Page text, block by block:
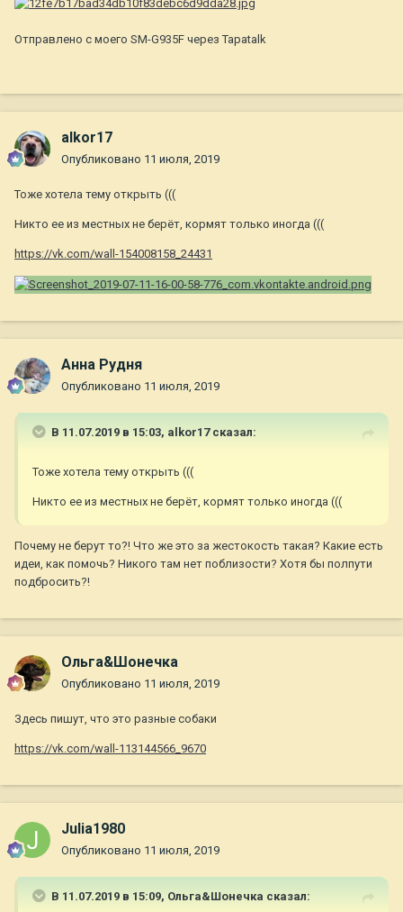
Отправлено с моего SM-G935F через Tapatalk
alkor17
Опубликовано 11 июля, 2019
Тоже хотела тему открыть (((
Никто ее из местных не берёт, кормят только иногда (((
https://vk.com/wall-154008158_24431
Анна Рудня
Опубликовано 11 июля, 2019
В 11.07.2019 в 15:03, alkor17сказал:
Тоже хотела тему открыть (((
Никто ее из местных не берёт, кормят только иногда (((
Почему не берут то?! Что же это за жестокость такая? Какие есть
идеи, как помочь? Никого там нет поблизости? Хотя бы полпути
подбросить?!
Ольга&Шонечка
Опубликовано 11 июля, 2019
Здесь пишут, что это разные собаки
https://vk.com/wall-113144566_9670
Julia1980
Опубликовано 11 июля, 2019
В 11.07.2019 в 15:09, Ольга&Шонечка сказал: